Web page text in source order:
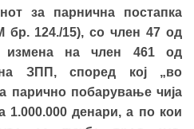
за парнична постапка
124./15), со член 47 од
измена на член 461 од
на ЗПП, според кој „во
парично побарување чија
1.000.000 денари, а по кои